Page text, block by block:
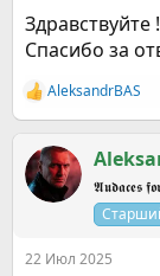
Спасибо за
Р
е
к
ц
и
AleksandrBАS
𝕬𝖚𝖉𝖆𝖈𝖊𝖘
22 Июл 2025